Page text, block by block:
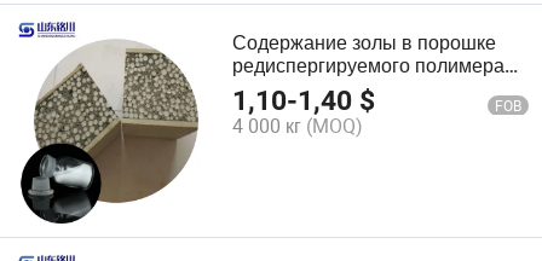
Содержание золы в порошке
редиспергируемого полимера
Rdp 10% Добавка гипс
редиспергируемый полимерный
порошок Rdp
1,10-1,40 $ FOB
4 000 кг (MOQ)